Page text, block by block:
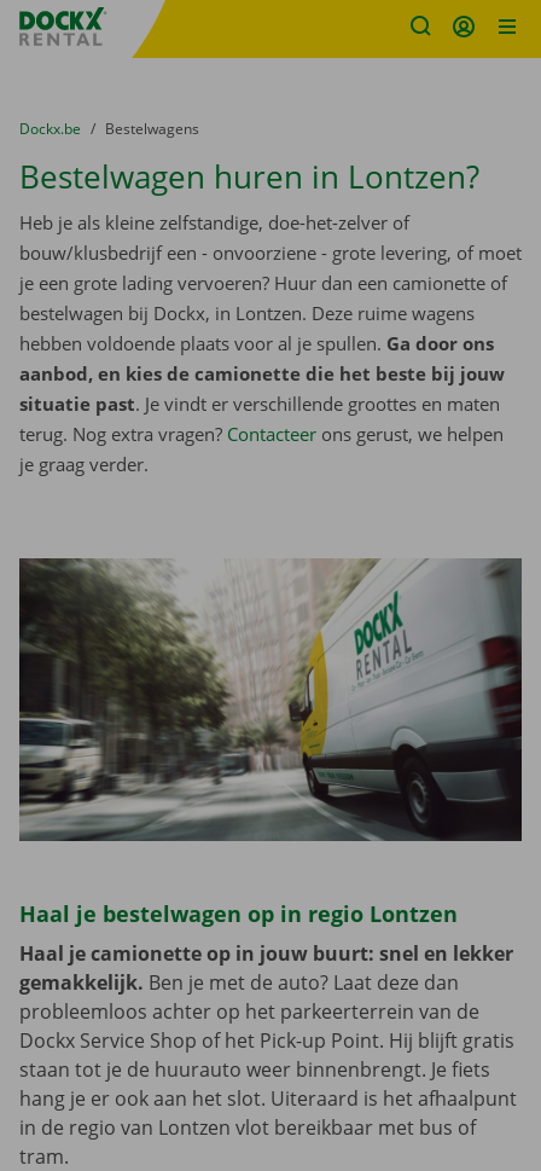
Fratello DEMO
U bevindt zich hier:
van
Dockx.be naar
Bestelwagens
Bestelwagen huren in Lontzen?
Heb je als kleine zelfstandige, doe-het-zelver of
bouw/klusbedrijf een - onvoorziene - grote levering, of moet
je een grote lading vervoeren? Huur dan een camionette of
bestelwagen bij Dockx, in Lontzen. Deze ruime wagens
hebben voldoende plaats voor al je spullen. Ga door ons
aanbod, en kies de camionette die het beste bij jouw
situatie past. Je vindt er verschillende groottes en maten
terug. Nog extra vragen? Contacteer ons gerust, we helpen
je graag verder.
Haal je bestelwagen op in regio Lontzen
Haal je camionette op in jouw buurt: snel en lekker
gemakkelijk. Ben je met de auto? Laat deze dan
probleemloos achter op het parkeerterrein van de
Dockx Service Shop of het Pick-up Point. Hij blijft gratis
staan tot je de huurauto weer binnenbrengt. Je fiets
hang je er ook aan het slot. Uiteraard is het afhaalpunt
in de regio van Lontzen vlot bereikbaar met bus of
tram.